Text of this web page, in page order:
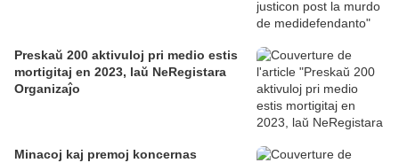
Preskaŭ 200 aktivuloj pri medio estis
mortigitaj en 2023, laŭ NeRegistara
Organizaĵo
Minacoj kaj premoj koncernas